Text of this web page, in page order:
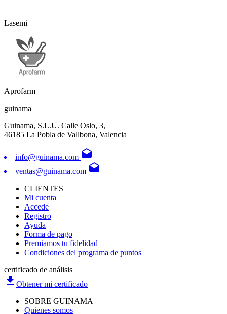
Lasemi
Aprofarm
guinama
Guinama, S.L.U. Calle Oslo, 3,
46185 La Pobla de Vallbona, Valencia
info@guinama.com drafts
ventas@guinama.com drafts
CLIENTES
Mi cuenta
Accede
Registro
Ayuda
Forma de pago
Premiamos tu fidelidad
Condiciones del programa de puntos
certificado de análisis
file_download Obtener mi certificado
SOBRE GUINAMA
Quienes somos